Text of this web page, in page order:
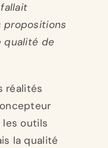
propositions
qualité de
réalités
les outils
la qualité